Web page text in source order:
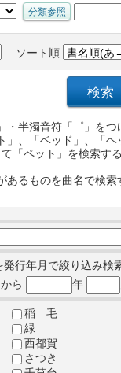
ソート順
・半濁音符「゜」を
」、「ベッド」、「
て「ペット」を検索
あるものを曲名で検
行年月で絞り込み検
ら 年
稲 毛
緑
西都賀
さつき